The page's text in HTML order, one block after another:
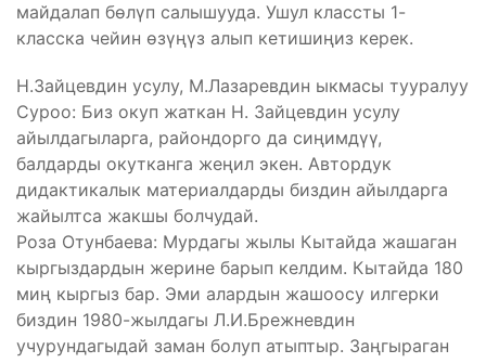
майдалап бөлүп салышууда. Ушул классты 1-
класска чейин өзүңүз алып кетишиңиз керек.
Н.Зайцевдин усулу, М.Лазаревдин ыкмасы тууралуу
Суроо: Биз окуп жаткан Н. Зайцевдин усулу
айылдагыларга, райондорго да сиңимдүү,
балдарды окутканга жеңил экен. Автордук
дидактикалык материалдарды биздин айылдарга
жайылтса жакшы болчудай.
Роза Отунбаева: Мурдагы жылы Кытайда жашаган
кыргыздардын жерине барып келдим. Кытайда 180
миң кыргыз бар. Эми алардын жашоосу илгерки
биздин 1980-жылдагы Л.И.Брежневдин
учурундагыдай заман болуп атыптыр. Заңгыраган